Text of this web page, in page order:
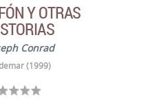
Y OTRAS
Conrad
(1999)